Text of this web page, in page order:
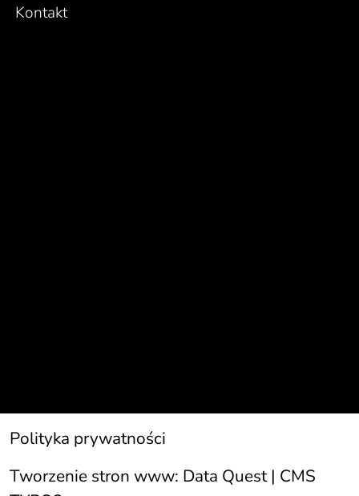
Kontakt
Polityka prywatności
Tworzenie stron www: Data Quest | CMS